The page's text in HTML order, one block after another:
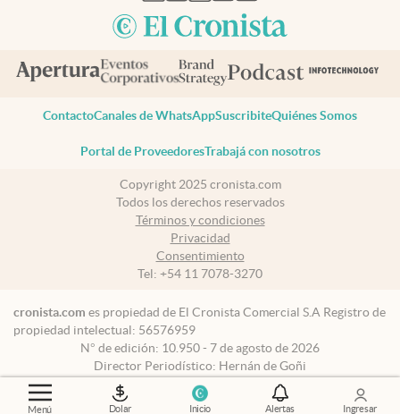
Menú Dolar Inicio Alertas Ingresar
ContactoCanales de WhatsAppSuscribiteQuiénes Somos
Portal de ProveedoresTrabajá con nosotros
Copyright 2025 cronista.com
Todos los derechos reservados
Términos y condiciones
Privacidad
Consentimiento
Tel: +54 11 7078-3270
cronista.com es propiedad de El Cronista Comercial S.A Registro de
propiedad intelectual: 56576959
N° de edición: 10.950 - 7 de agosto de 2026
Director Periodístico: Hernán de Goñi